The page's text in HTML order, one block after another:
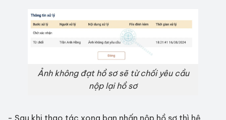
Ảnh không đạt hồ sơ sẽ từ chối yêu cầu
nộp lại hồ sơ
- Sau khi thao tác xong bạn nhấn nộp hồ sơ thì hệ